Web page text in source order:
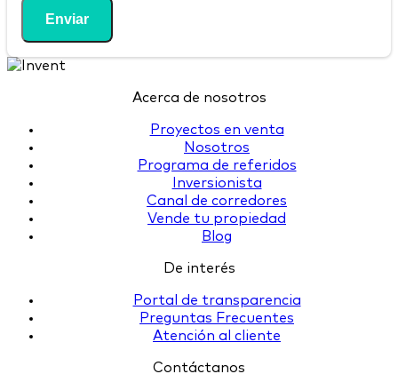
Enviar
Acerca de nosotros
Proyectos en venta
Nosotros
Programa de referidos
Inversionista
Canal de corredores
Vende tu propiedad
Blog
De interés
Portal de transparencia
Preguntas Frecuentes
Atención al cliente
Contáctanos